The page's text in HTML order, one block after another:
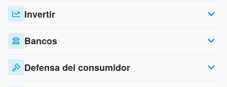
Invertir
Bancos
Defensa del consumidor